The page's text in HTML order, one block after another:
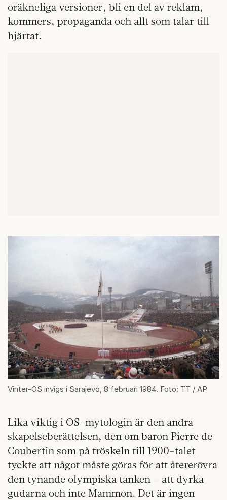
oräkneliga versioner, bli en del av reklam,
kommers, propaganda och allt som talar till
hjärtat.
Vinter-OS invigs i Sarajevo, 8 februari 1984. Foto: TT / AP
Lika viktig i OS-mytologin är den andra
skapelseberättelsen, den om baron Pierre de
Coubertin som på tröskeln till 1900-talet
tyckte att något måste göras för att återerövra
den tynande olympiska tanken – att dyrka
gudarna och inte Mammon. Det är ingen